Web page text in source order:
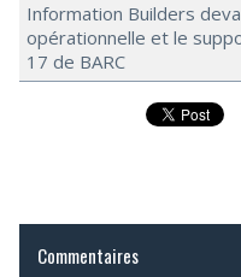
Information Builders
opérationnelle et le
17 de BARC
Commentaires